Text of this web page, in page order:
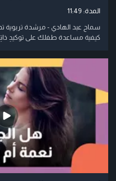
المدة: 11:49
سماح عبد الهادي - مرشدة تربوية
كيفية مساعدة طفلك على توكيدِ